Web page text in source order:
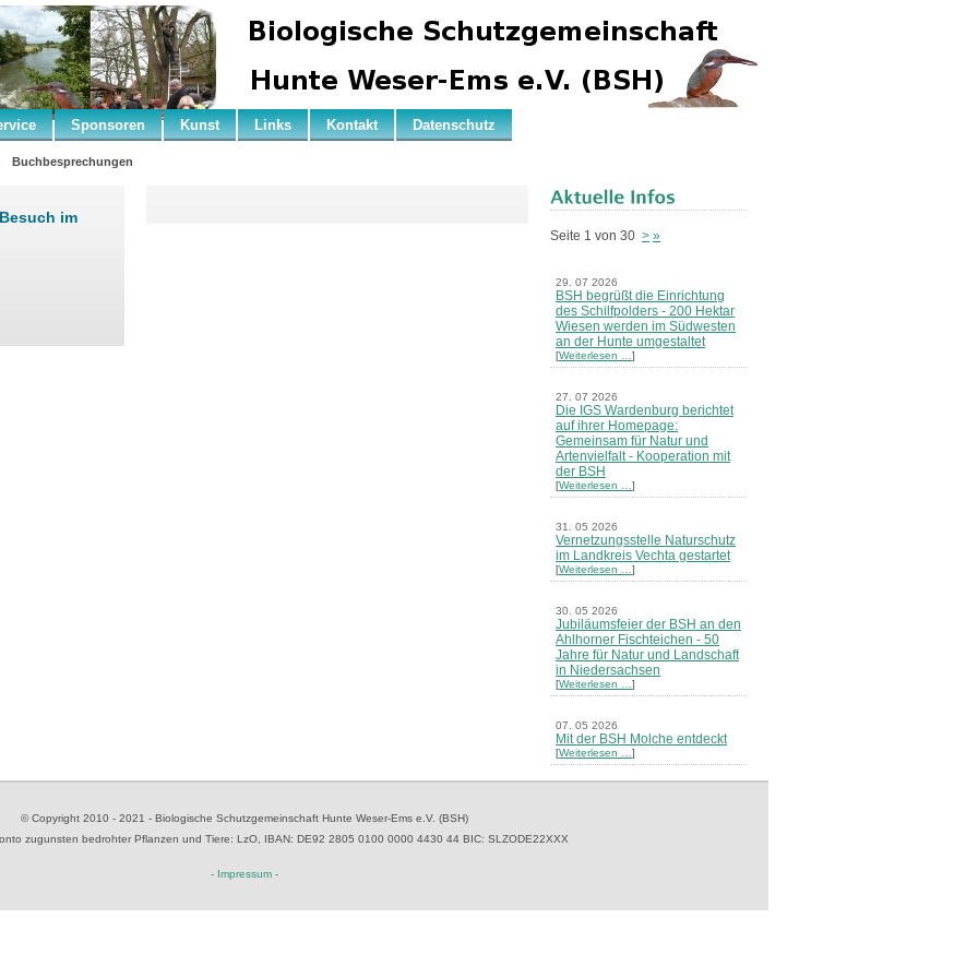
Sponsoren Kunst Links Kontakt Datenschutz
Buchbesprechungen
im
Seite 1 von 30 > »
29. 07 2026
BSH begrüßt die Einrichtung
des Schilfpolders - 200 Hektar
Wiesen werden im Südwesten
an der Hunte umgestaltet
[Weiterlesen … ]
27. 07 2026
Die IGS Wardenburg berichtet
auf ihrer Homepage:
Gemeinsam für Natur und
Artenvielfalt - Kooperation mit
der BSH
[Weiterlesen … ]
31. 05 2026
Vernetzungsstelle Naturschutz
im Landkreis Vechta gestartet
[Weiterlesen … ]
30. 05 2026
Jubiläumsfeier der BSH an den
Ahlhorner Fischteichen - 50
Jahre für Natur und Landschaft
in Niedersachsen
[Weiterlesen … ]
07. 05 2026
Mit der BSH Molche entdeckt
[Weiterlesen … ]
[Weiterlesen …
© Copyright 2010 - 2021 - Biologische Schutzgemeinschaft Hunte Weser-Ems e.V. (BSH)
zugunsten bedrohter Pflanzen und Tiere: LzO, IBAN: DE92 2805 0100 0000 4430 44 BIC: SLZODE22XXX
- Impressum -